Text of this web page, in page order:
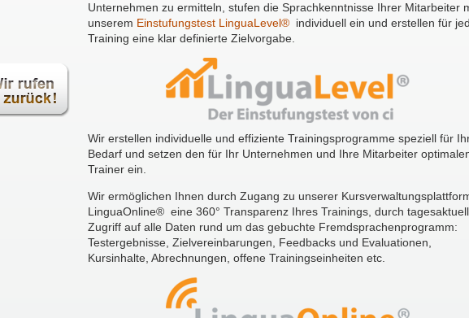
Unternehmen zu ermitteln, stufen die Sprachkenntnisse Ihrer Mitarbeiter
unserem Einstufungstest LinguaLevel® individuell ein und erstellen für
Training eine klar definierte Zielvorgabe.
Wir erstellen individuelle und effiziente Trainingsprogramme speziell für
Bedarf und setzen den für Ihr Unternehmen und Ihre Mitarbeiter
Trainer ein.
Wir ermöglichen Ihnen durch Zugang zu unserer
LinguaOnline® eine 360° Transparenz Ihres Trainings, durch
Zugriff auf alle Daten rund um das gebuchte Fremdsprachenprogramm:
Testergebnisse, Zielvereinbarungen, Feedbacks und Evaluationen,
Kursinhalte, Abrechnungen, offene Trainingseinheiten etc.